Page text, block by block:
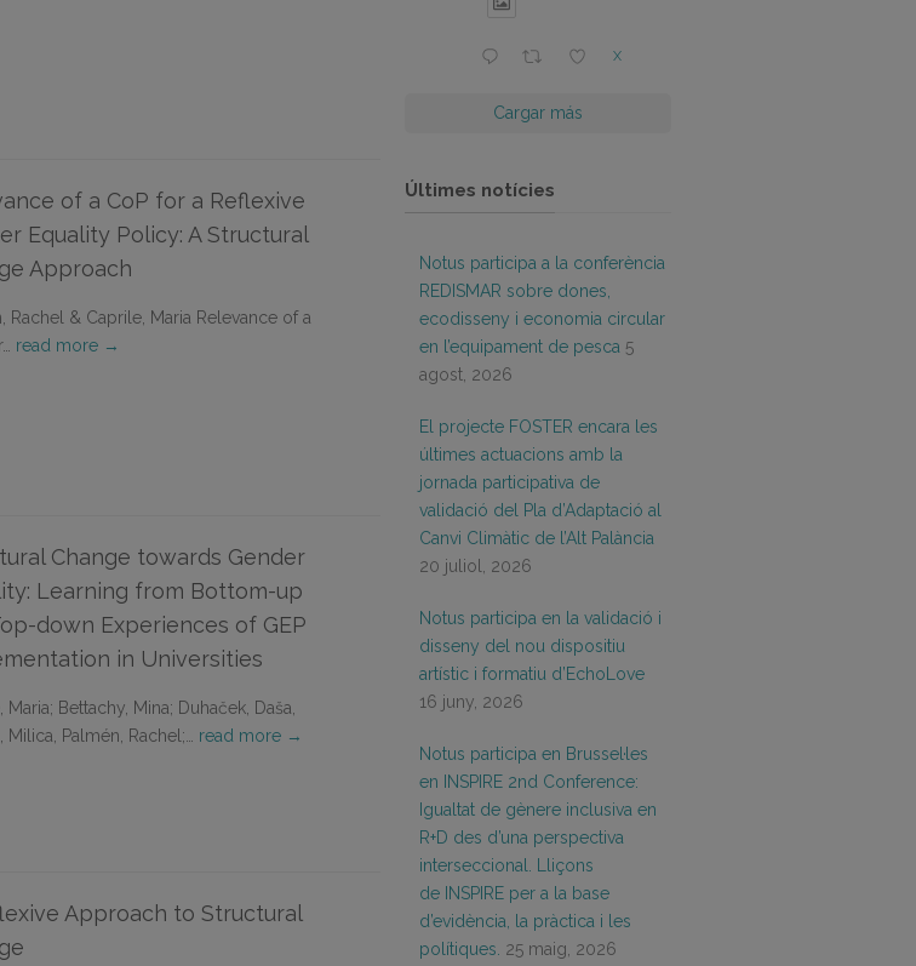
of a CoP for a Reflexive
Equality Policy: A Structural
Approach
Rachel & Caprile, Maria Relevance of a
read more →
Change towards Gender
Learning from Bottom-up
down Experiences of GEP
in Universities
Maria; Bettachy, Mina; Duhaček, Daša,
Milica, Palmén, Rachel;… read more →
Approach to Structural
X
Cargar más
Últimes notícies
Notus participa a la conferència
REDISMAR sobre dones,
ecodisseny i economia circular
en l’equipament de pesca 5
agost, 2026
El projecte FOSTER encara les
últimes actuacions amb la
jornada participativa de
validació del Pla d’Adaptació al
Canvi Climàtic de l’Alt Palància
20 juliol, 2026
Notus participa en la validació i
disseny del nou dispositiu
artístic i formatiu d’EchoLove
16 juny, 2026
Notus participa en Brussel·les
en INSPIRE 2nd Conference:
Igualtat de gènere inclusiva en
R+D des d’una perspectiva
interseccional. Lliçons
de INSPIRE per a la base
d’evidència, la pràctica i les
polítiques. 25 maig, 2026